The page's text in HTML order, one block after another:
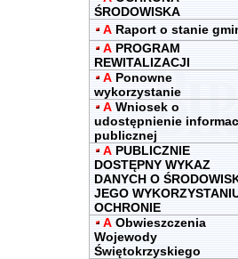
ŚRODOWISKA
A Raport o stanie
A PROGRAM
REWITALIZACJI
A Ponowne
wykorzystanie
A Wniosek o
udostępnienie
publicznej
A PUBLICZNIE
DOSTĘPNY WYKAZ
DANYCH O
JEGO
OCHRONIE
A Obwieszczenia
Wojewody
Świętokrzyskiego